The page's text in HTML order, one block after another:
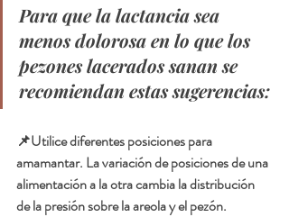
Para que la lactancia sea
menos dolorosa en lo que los
pezones lacerados sanan se
recomiendan estas sugerencias:
📌Utilice diferentes posiciones para
amamantar. La variación de posiciones de una
alimentación a la otra cambia la distribución
de la presión sobre la areola y el pezón.